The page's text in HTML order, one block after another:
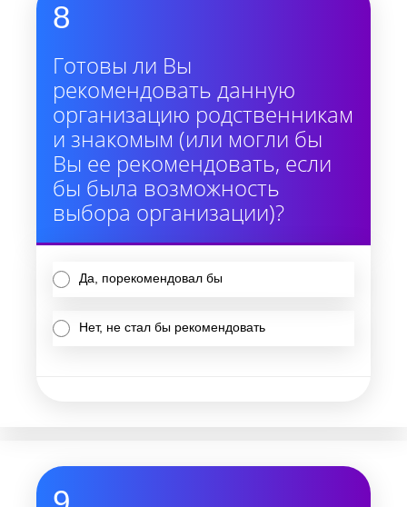
8
Готовы ли Вы
рекомендовать данную
организацию родственникам
и знакомым (или могли бы
Вы ее рекомендовать, если
бы была возможность
выбора организации)?
Да, порекомендовал бы
Нет, не стал бы рекомендовать